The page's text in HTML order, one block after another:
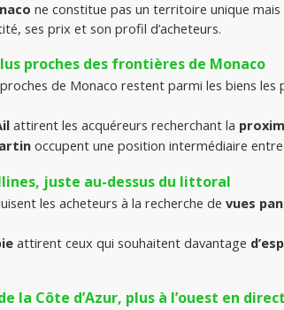
ne constitue pas un territoire unique mais
ses prix et son profil d’acheteurs.
proches des frontières de Monaco
proches de Monaco restent parmi les biens les
attirent les acquéreurs recherchant la
occupent une position intermédiaire
juste au-dessus du littoral
les acheteurs à la recherche de vues
attirent ceux qui souhaitent davantage
la Côte d’Azur, plus à l’ouest en